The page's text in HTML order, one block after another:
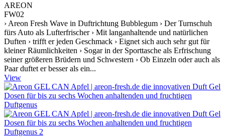
AREON
FW02
› Areon Fresh Wave in Duftrichtung Bubblegum › Der Turnschuh
fürs Auto als Lufterfrischer › Mit langanhaltende und natürlichen
Duften › trifft er jeden Geschmack › Eignet sich auch sehr gut für
kleiner Räumlichkeiten › Sogar in der Sporttasche als Erfrischung
seiner größeren Brüdern und Schwestern › Ob Einzeln oder auch als
Paar duftet er besser als ein...
View